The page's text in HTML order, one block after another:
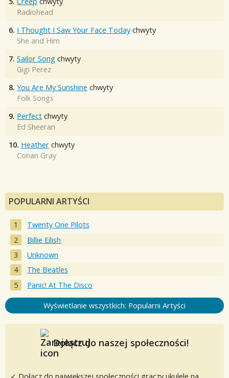
Radiohead
6. I Thought I Saw Your Face Today chwyty
She and Him
7. Sailor Song chwyty
Gigi Perez
8. You Are My Sunshine chwyty
Folk Songs
9. Perfect chwyty
Ed Sheeran
10. Heather chwyty
Conan Gray
POPULARNI ARTYŚCI
Twenty One Pilots
Billie Eilish
Unknown
The Beatles
Panic! At The Disco
Wyświetlanie wszystkich: Popularni Artyści
Dołącz do naszej społeczności!